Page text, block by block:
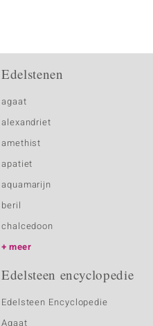
Edelstenen
agaat
alexandriet
amethist
apatiet
aquamarijn
beril
chalcedoon
meer
Edelsteen encyclopedie
Edelsteen Encyclopedie
Agaat